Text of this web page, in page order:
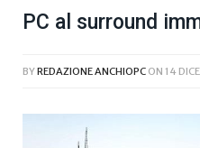
PC al surround
BYREDAZIONE ANCHIOPC ON 14